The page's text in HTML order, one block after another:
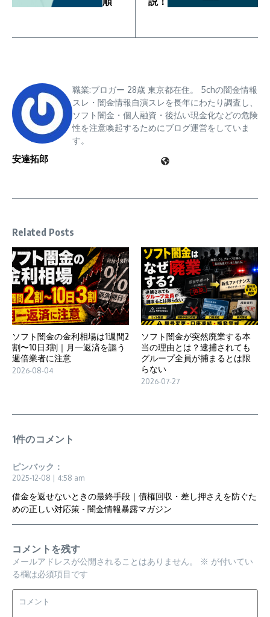
安達拓郎
職業:ブロガー 28歳 東京都在住。 5chの闇金情報
スレ・闇金情報自演スレを長年にわたり調査し、
ソフト闇金・個人融資・後払い現金化などの危険
性を注意喚起するためにブログ運営をしていま
す。
Related Posts
ソフト闇金の金利相場は1週間2
割〜10日3割｜月一返済を謳う
週倍業者に注意
2026-08-04
ソフト闇金が突然廃業する本
当の理由とは？逮捕されても
グループ全員が捕まるとは限
らない
2026-07-27
1件のコメント
ピンバック：
2025-12-08 | 4:58 am
借金を返せないときの最終手段｜債権回収・差し押さえを防ぐた
めの正しい対応策 - 闇金情報暴露マガジン
コメントを残す
メールアドレスが公開されることはありません。 ※ が付いてい
る欄は必須項目です